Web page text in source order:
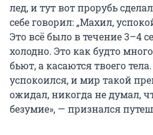
лед, и тут вот прорубь
себе говорил: „Махил,
Это всё было в течение 3–4
холодно. Это как будто
бьют, а касаются твоего
успокоился, и мир такой
ожидал, никогда не думал,
безумие», — признался